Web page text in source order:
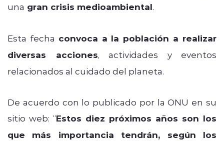
una gran crisis medioambiental.
Esta fecha convoca a la población a realizar
diversas acciones, actividades y eventos
relacionados al cuidado del planeta.
De acuerdo con lo publicado por la ONU en su
sitio web: “Estos diez próximos años son los
que más importancia tendrán, según los